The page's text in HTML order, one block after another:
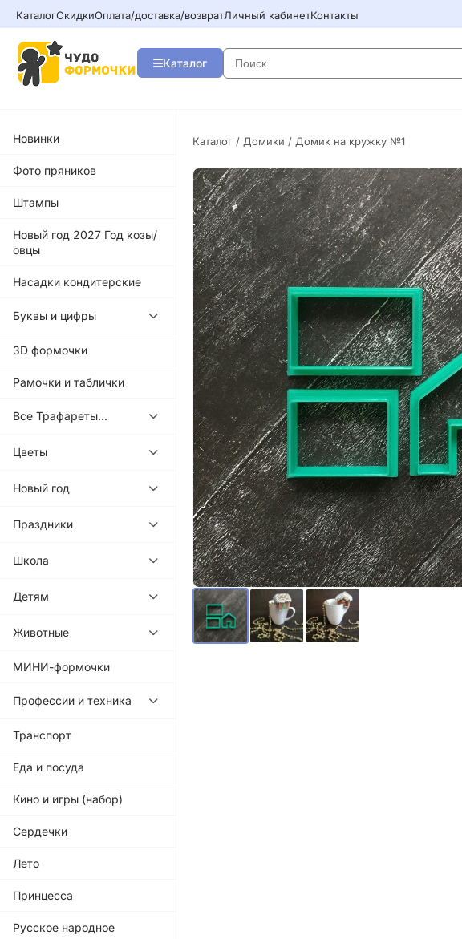
КаталогСкидкиОплата/доставка/возвратЛичный кабинетКонтакты
Каталог
Новинки
Фото пряников
Штампы
Новый год 2027 Год козы/
овцы
Насадки кондитерские
Буквы и цифры
3D формочки
Рамочки и таблички
Все Трафареты...
Цветы
Новый год
Праздники
Школа
Детям
Животные
МИНИ-формочки
Профессии и техника
Транспорт
Еда и посуда
Кино и игры (набор)
Сердечки
Лето
Принцесса
Русское народное
Каталог / Домики / Домик на кружку №1